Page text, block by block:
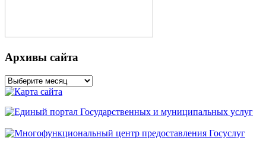
Архивы сайта
Архивы
сайта